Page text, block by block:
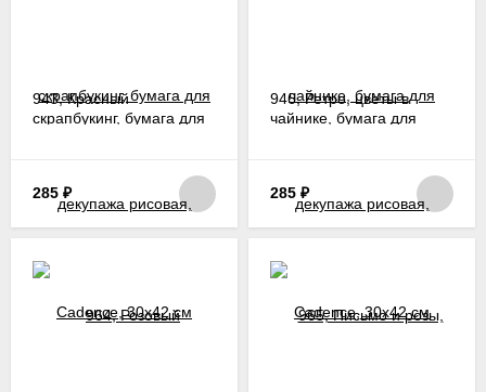
943, Красный
скрапбукинг, бумага для
285 ₽
946, Ретро, цветы в
чайнике, бумага для
285 ₽